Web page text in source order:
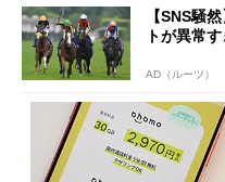
【SNS騒
トが異常
AD（ルーツ）